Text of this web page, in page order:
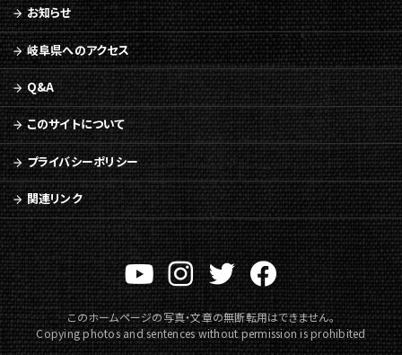
お知らせ
岐阜県へのアクセス
Q&A
このサイトについて
プライバシーポリシー
関連リンク
このホームページの写真・文章の無断転用はできません。
Copying photos and sentences without permission is prohibited